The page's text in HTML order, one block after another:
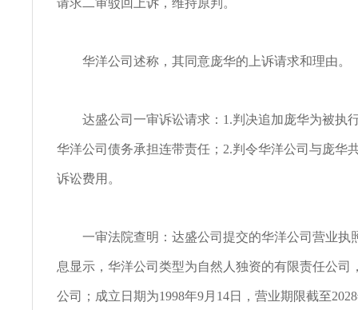
请求二审驳回上诉，维持原判。
华洋公司述称，其同意庞华的上诉请求和理由。
达盛公司一审诉讼请求：1.判决追加庞华为被执
华洋公司债务承担连带责任；2.判令华洋公司与庞华
诉讼费用。
一审法院查明：达盛公司提交的华洋公司营业执
息显示，华洋公司类型为自然人独资的有限责任公司
公司；成立日期为1998年9月14日，营业期限截至